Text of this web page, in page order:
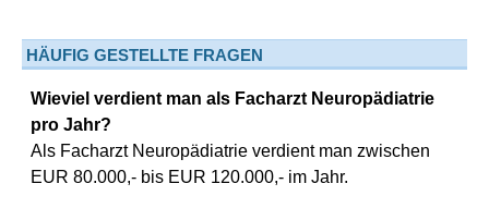
HÄUFIG GESTELLTE FRAGEN
Wieviel verdient man als Facharzt Neuropädiatrie
pro Jahr?
Als Facharzt Neuropädiatrie verdient man zwischen
EUR 80.000,- bis EUR 120.000,- im Jahr.